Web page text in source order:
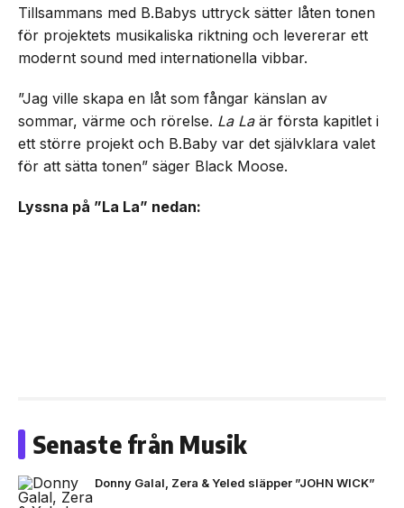
Tillsammans med B.Babys uttryck sätter låten tonen
för projektets musikaliska riktning och levererar ett
modernt sound med internationella vibbar.
”Jag ville skapa en låt som fångar känslan av
sommar, värme och rörelse. La Laär första kapitlet i
ett större projekt och B.Baby var det självklara valet
för att sätta tonen” säger Black Moose.
Lyssna på ”La La” nedan:
Senaste från Musik
Donny Galal, Zera & Yeled släpper ”JOHN WICK”